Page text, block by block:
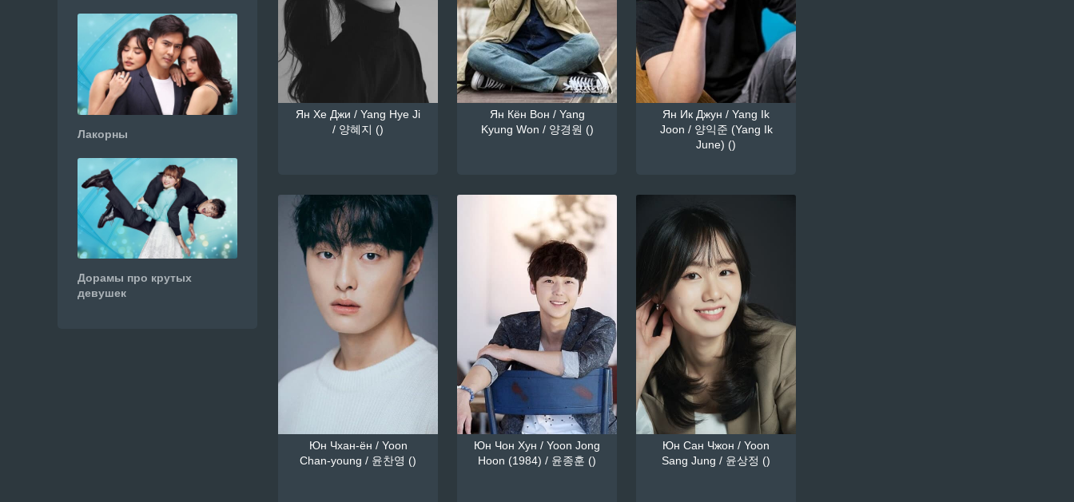
Ян Хе Джи / Yang Hye Ji
/ 양혜지 ()
Ян Кён Вон / Yang
Kyung Won / 양경원 ()
Ян Ик Джун / Yang Ik
Joon / 양익준 (Yang Ik
June) ()
Юн Чхан-ён / Yoon
Chan-young / 윤찬영 ()
Юн Чон Хун / Yoon Jong
Hoon (1984) / 윤종훈 ()
Юн Сан Чжон / Yoon
Sang Jung / 윤상정 ()
Лакорны
Дорамы про крутых
девушек